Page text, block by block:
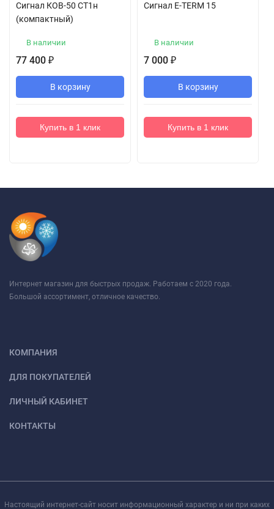
Сигнал КОВ-50 СТ1н
(компактный)
В наличии
77 400 ₽
В корзину
Купить в 1 клик
Сигнал E-TERM 15
В наличии
7 000 ₽
В корзину
Купить в 1 клик
Интернет магазин для быстрых продаж. Работаем с 2020 года.
Большой ассортимент, отличное качество.
КОМПАНИЯ
ДЛЯ ПОКУПАТЕЛЕЙ
ЛИЧНЫЙ КАБИНЕТ
КОНТАКТЫ
Настоящий интернет-сайт носит информационный характер и ни при каких